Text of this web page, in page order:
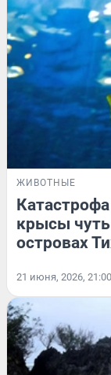
ЖИВОТНЫЕ
крысы
островах
21 июня, 2026, 21:00